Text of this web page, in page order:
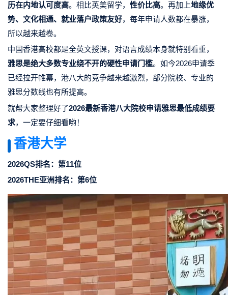
历在内地认可度高。 相比英美留学， 性价比高。 再加上地缘优
势、文化相通、就业落户政策友好，每年申请人数都在暴涨，
所以越来越卷。
中国香港高校都是全英文授课，对语言成绩本身就特别看重，
雅思是绝大多数专业绕不开的硬性申请门槛。 如今2026申请季
已经拉开帷幕，港八大的竞争越来越激烈，部分院校、专业的
雅思分数线也有所提高。
就帮大家整理好了2026最新香港八大院校申请雅思最低成绩要
求， 一定要仔细看哟！
香港大学
2026QS排名：第11位
2026THE亚洲排名：第6位